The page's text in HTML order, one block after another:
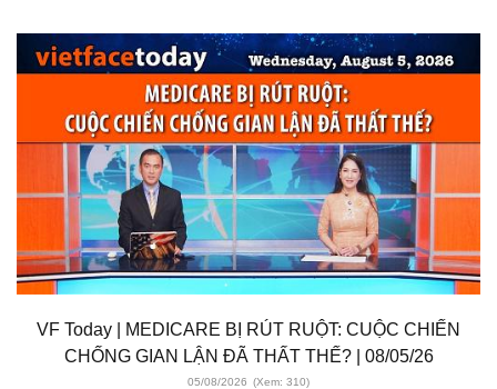
VF Today | MEDICARE BỊ RÚT RUỘT: CUỘC CHIẾN
CHỐNG GIAN LẬN ĐÃ THẤT THẾ? | 08/05/26
05/08/2026 (Xem: 310)